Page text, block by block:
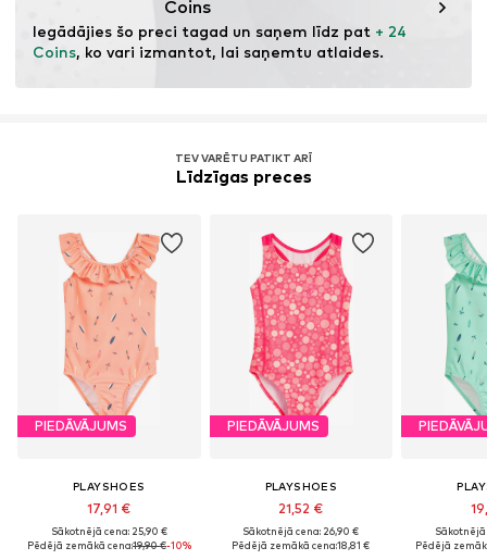
var samazināt vajadzību pēc izejvielām, samazināt
atkritumu daudzumu un saudzēt dabas resursus.
Uzzināt vairāk
Coins
Iegādājies šo preci tagad un saņem līdz pat + 24
Coins, ko vari izmantot, lai saņemtu atlaides.
TEV VARĒTU PATIKT ARĪ
Līdzīgas preces
PIEDĀVĀJUMS
PLAYSHOES
17,91 €
Sākotnējā cena: 25,90 €
Pēdējā zemākā cena:19,90 €-10%
PIEDĀVĀJUMS
PLAYSHOES
21,52 €
Sākotnējā cena: 26,90 €
Pēdējā zemākā cena:18,81 €
Sākotnējā
Pēdējā